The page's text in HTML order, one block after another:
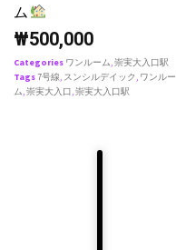
ム
₩500,000
Categories ワンルーム,崇実大入口駅
Tags7号線, スンシルデイック , ワンルー
ム,崇実大入口,崇実大入口駅